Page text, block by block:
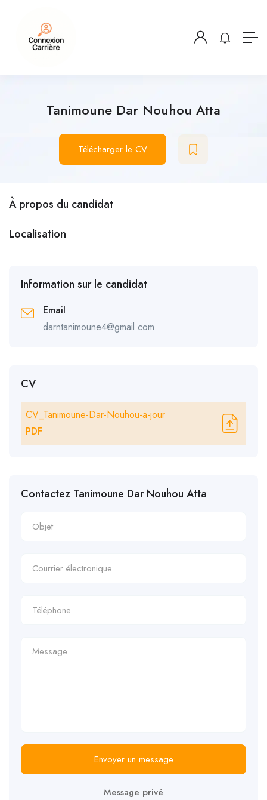
Tanimoune Dar Nouhou Atta
Télécharger le CV
À propos du candidat
Localisation
Information sur le candidat
Email
darntanimoune4@gmail.com
CV
CV_Tanimoune-Dar-Nouhou-a-jour
PDF
Contactez Tanimoune Dar Nouhou Atta
Envoyer un message
Message privé